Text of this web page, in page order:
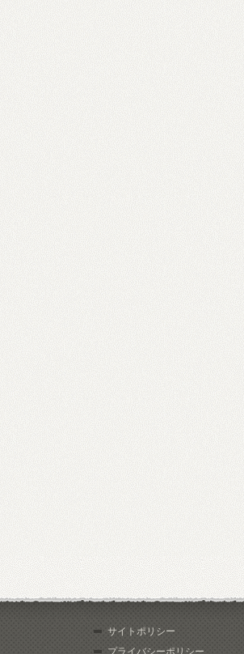
サイトポリシー
プライバシーポリシー